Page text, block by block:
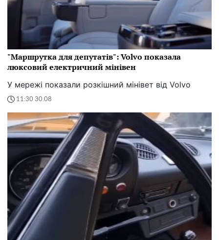
"Маршрутка для депутатів": Volvo показала
люксовий електричний мінівен
У мережі показали розкішний мінівет від Volvo
11:30 30.08